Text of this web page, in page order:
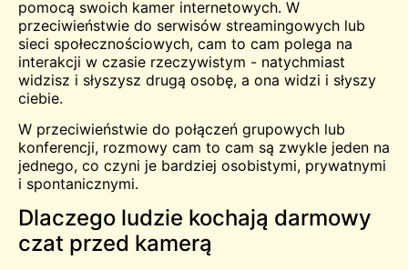
pomocą swoich kamer internetowych. W
przeciwieństwie do serwisów streamingowych lub
sieci społecznościowych, cam to cam polega na
interakcji w czasie rzeczywistym - natychmiast
widzisz i słyszysz drugą osobę, a ona widzi i słyszy
ciebie.
W przeciwieństwie do połączeń grupowych lub
konferencji, rozmowy cam to cam są zwykle jeden na
jednego, co czyni je bardziej osobistymi, prywatnymi
i spontanicznymi.
Dlaczego ludzie kochają darmowy
czat przed kamerą